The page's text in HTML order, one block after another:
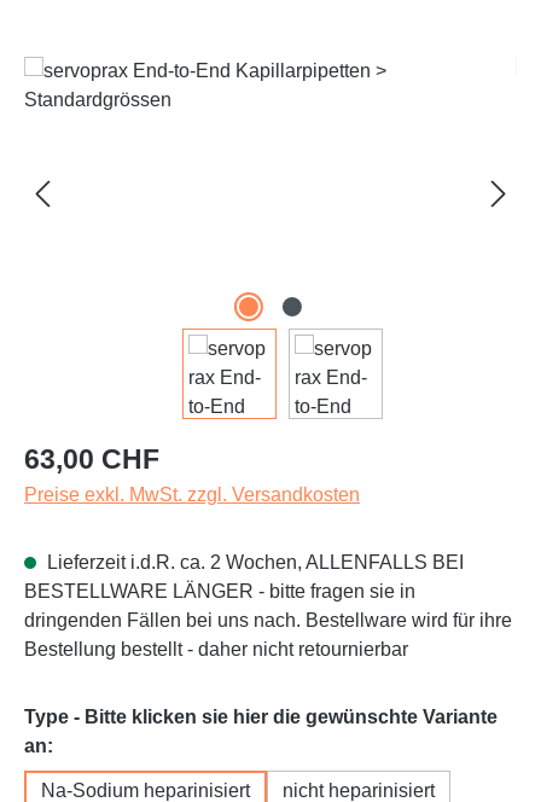
Bildergalerie überspringen
Regulärer Preis:
63,00 CHF
Preise exkl. MwSt. zzgl. Versandkosten
Lieferzeit i.d.R. ca. 2 Wochen, ALLENFALLS BEI
BESTELLWARE LÄNGER - bitte fragen sie in
dringenden Fällen bei uns nach. Bestellware wird für ihre
Bestellung bestellt - daher nicht retournierbar
Type - Bitte klicken sie hier die gewünschte Variante
an:
Na-Sodium heparinisiert nicht heparinisiert